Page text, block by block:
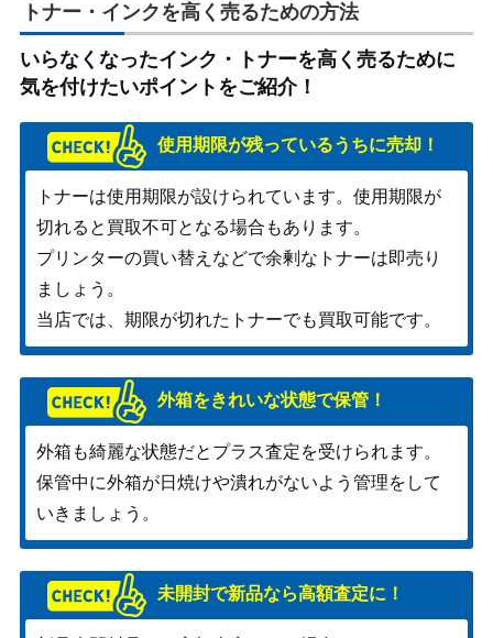
トナー・インクを高く売るための方法
いらなくなったインク・トナーを高く売るために
気を付けたいポイントをご紹介！
使用期限が残っているうちに売却！
トナーは使用期限が設けられています。使用期限が
切れると買取不可となる場合もあります。
プリンターの買い替えなどで余剰なトナーは即売り
ましょう。
当店では、期限が切れたトナーでも買取可能です。
外箱をきれいな状態で保管！
外箱も綺麗な状態だとプラス査定を受けられます。
保管中に外箱が日焼けや潰れがないよう管理をして
いきましょう。
未開封で新品なら高額査定に！